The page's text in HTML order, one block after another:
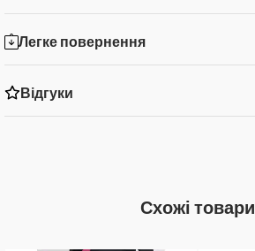
Легке повернення
Відгуки
Схожі товари